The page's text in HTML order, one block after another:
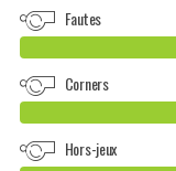
Fautes
Corners
Hors-jeux